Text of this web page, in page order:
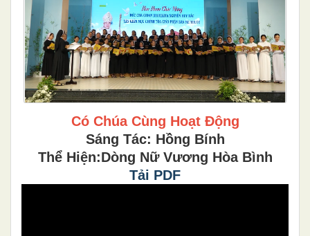
Có Chúa Cùng Hoạt Động
Sáng Tác: Hồng Bính
Thể Hiện:Dòng Nữ Vương Hòa Bình
Tải PDF